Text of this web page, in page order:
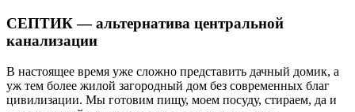
СЕПТИК — альтернатива центральной
канализации
В настоящее время уже сложно представить дачный домик, а
уж тем более жилой загородный дом без современных благ
цивилизации. Мы готовим пищу, моем посуду, стираем, да и